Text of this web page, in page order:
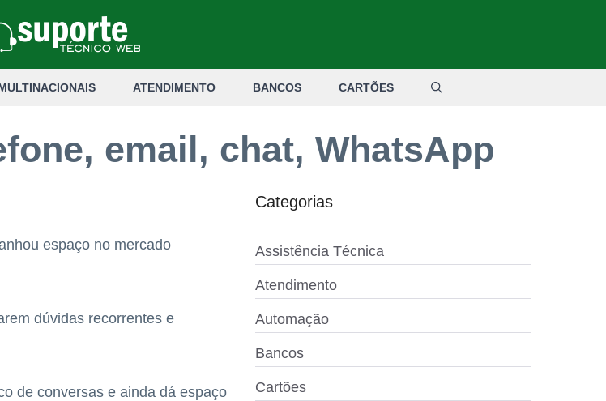
ATENDIMENTO BANCOS CARTÕES
email, chat, WhatsApp
espaço no mercado
dúvidas recorrentes e
de conversas e ainda dá espaço
Categorias
Assistência Técnica
Atendimento
Automação
Bancos
Cartões